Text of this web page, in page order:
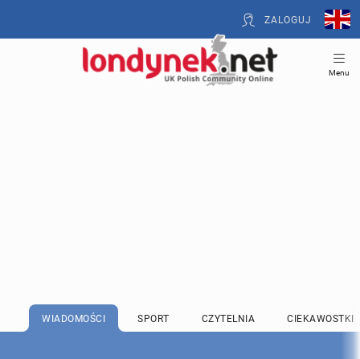
ZALOGUJ
Menu
WIADOMOŚCI SPORT CZYTELNIA CIEKAWOSTKI